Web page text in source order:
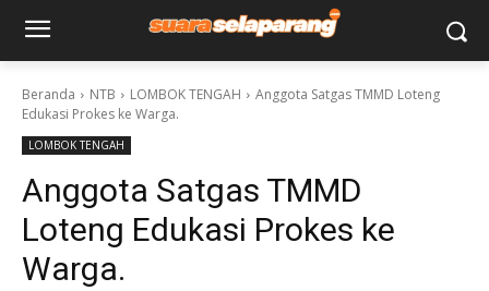
Beranda NTB LOMBOK TENGAH
Anggota Satgas TMMD Loteng
Edukasi Prokes ke Warga.
LOMBOK TENGAH
Anggota Satgas TMMD
Loteng Edukasi Prokes ke
Warga.